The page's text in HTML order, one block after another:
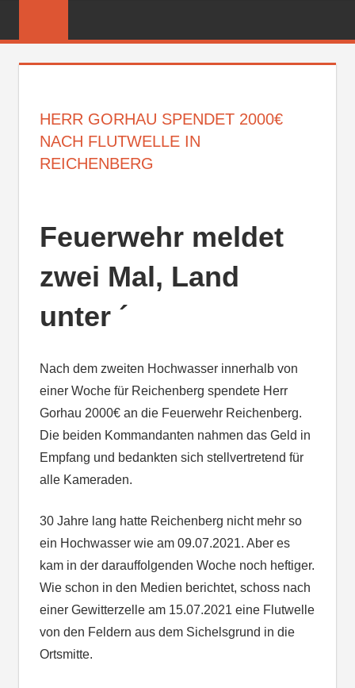
FEUERWEHR
HERR GORHAU SPENDET 2000€
NACH FLUTWELLE IN
REICHENBERG
Feuerwehr meldet
zwei Mal, Land
unter ´
Nach dem zweiten Hochwasser innerhalb von
einer Woche für Reichenberg spendete Herr
Gorhau 2000€ an die Feuerwehr Reichenberg.
Die beiden Kommandanten nahmen das Geld in
Empfang und bedankten sich stellvertretend für
alle Kameraden.
30 Jahre lang hatte Reichenberg nicht mehr so
ein Hochwasser wie am 09.07.2021. Aber es
kam in der darauffolgenden Woche noch heftiger.
Wie schon in den Medien berichtet, schoss nach
einer Gewitterzelle am 15.07.2021 eine Flutwelle
von den Feldern aus dem Sichelsgrund in die
Ortsmitte.